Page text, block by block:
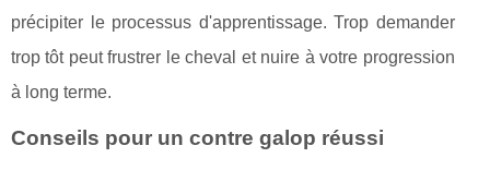
précipiter le processus d'apprentissage. Trop demander
trop tôt peut frustrer le cheval et nuire à votre progression
à long terme.
Conseils pour un contre galop réussi